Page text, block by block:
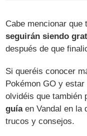
Cabe mencionar
seguirán siendo
después de que
Si queréis conocer
Pokémon GO y
olvidéis que también
guíaen Vandal en la
trucos y consejos.